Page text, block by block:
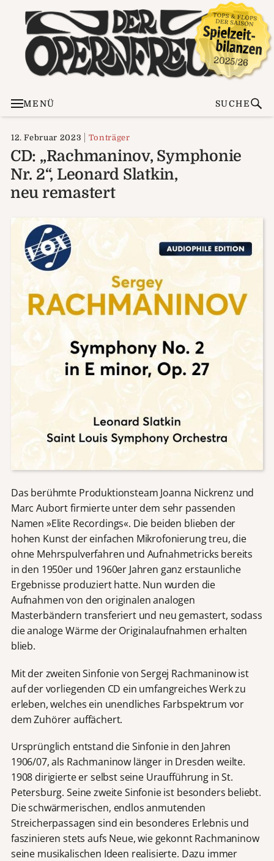
MENÜ SUCHE
12. Februar 2023 Tonträger
CD: „Rachmaninov, Symphonie
Nr. 2“, Leonard Slatkin,
neu remastert
Das berühmte Produktionsteam Joanna Nickrenz und
Marc Aubort firmierte unter dem sehr passenden
Namen »Elite Recordings«. Die beiden blieben der
hohen Kunst der einfachen Mikrofonierung treu, die
ohne Mehrspulverfahren und Aufnahmetricks bereits
in den 1950er und 1960er Jahren ganz erstaunliche
Ergebnisse produziert hatte. Nun wurden die
Aufnahmen von den originalen analogen
Masterbändern transferiert und neu gemastert, sodass
die analoge Wärme der Originalaufnahmen erhalten
blieb.
Mit der zweiten Sinfonie von Sergej Rachmaninow ist
auf der vorliegenden CD ein umfangreiches Werk zu
erleben, welches ein unendliches Farbspektrum vor
dem Zuhörer auffächert.
Ursprünglich entstand die Sinfonie in den Jahren
1906/07, als Rachmaninow länger in Dresden weilte.
1908 dirigierte er selbst seine Uraufführung in St.
Petersburg. Seine zweite Sinfonie ist besonders beliebt.
Die schwärmerischen, endlos anmutenden
Streicherpassagen sind ein besonderes Erlebnis und
faszinieren stets aufs Neue, wie gekonnt Rachmaninow
seine musikalischen Ideen realisierte. Dazu immer